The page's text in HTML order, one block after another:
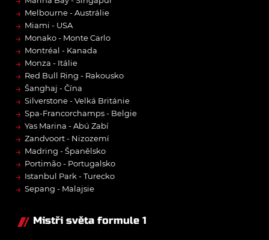
→ Melbourne - Austrálie
→ Miami - USA
→ Monako - Monte Carlo
→ Montréal - Kanada
→ Monza - Itálie
→ Red Bull Ring - Rakousko
→ Šanghaj - Čína
→ Silverstone - Velká Británie
→ Spa-Francorchamps - Belgie
→ Yas Marina - Abú Zabí
→ Zandvoort - Nizozemí
→ Madring - Španělsko
→ Portimão - Portugalsko
→ Istanbul Park - Turecko
→ Sepang - Malajsie
Mistři světa formule 1